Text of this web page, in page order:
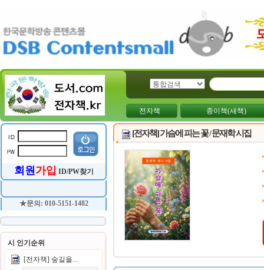
전자책 종이책(새책)
회원가입 ID/PW찾기
★문의: 010-5151-1482
시 인기순위
[전자책] 숲길을...
[전자책] 가슴에 피는 꽃 / 문재학 시집